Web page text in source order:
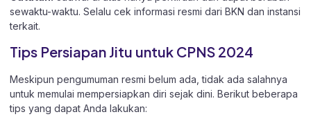
sewaktu-waktu. Selalu cek informasi resmi dari BKN dan instansi
terkait.
Tips Persiapan Jitu untuk CPNS 2024
Meskipun pengumuman resmi belum ada, tidak ada salahnya
untuk memulai mempersiapkan diri sejak dini. Berikut beberapa
tips yang dapat Anda lakukan: